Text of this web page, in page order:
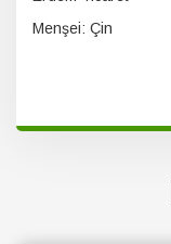
Menşei: Çin